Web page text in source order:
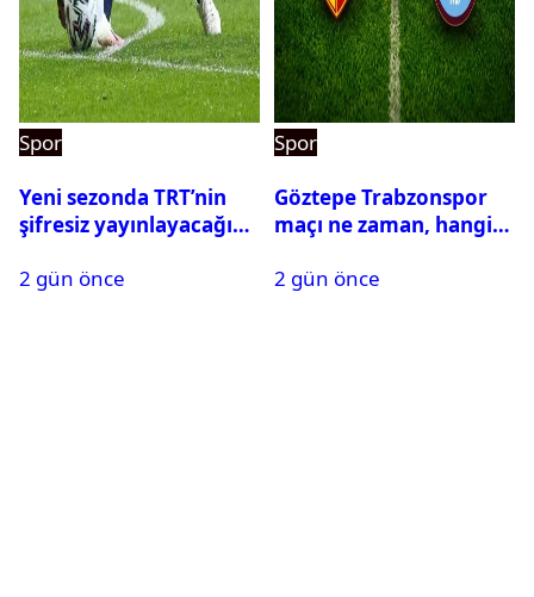
Spor
Yeni sezonda TRT’nin
şifresiz yayınlayacağı
2 gün önce
Spor
Göztepe Trabzonspor
maçı ne zaman, hangi
oynayacak mı?
2 gün önce